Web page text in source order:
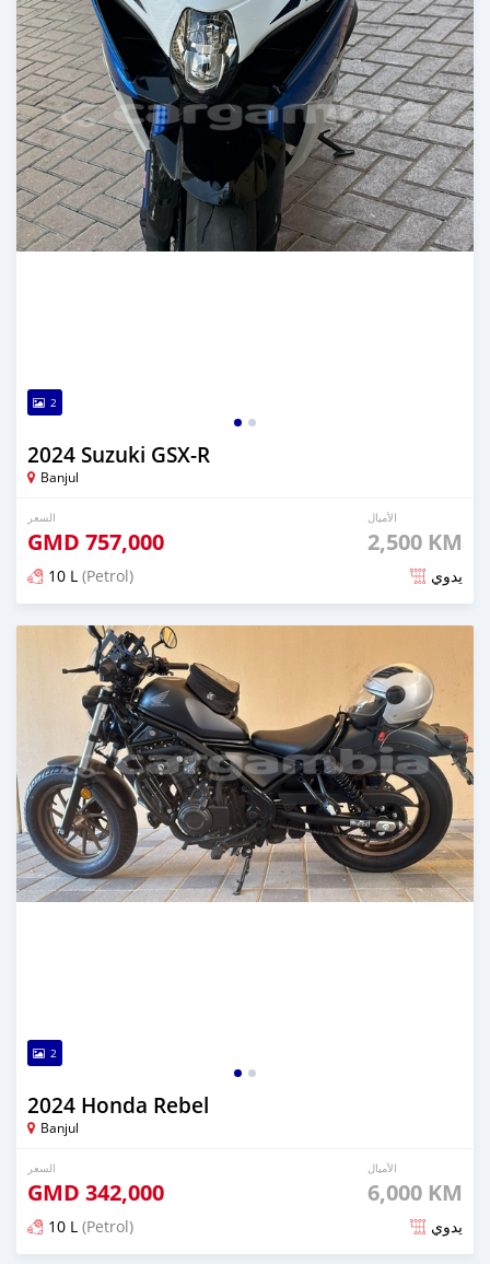
2
2024 Suzuki GSX-R
Banjul
السعر
GMD 757,000
الأميال
2,500 KM
10 L (Petrol) يدوي
تم النشر منذ أكثر من سنة مضت
2
2024 Honda Rebel
Banjul
السعر
GMD 342,000
الأميال
6,000 KM
10 L (Petrol) يدوي